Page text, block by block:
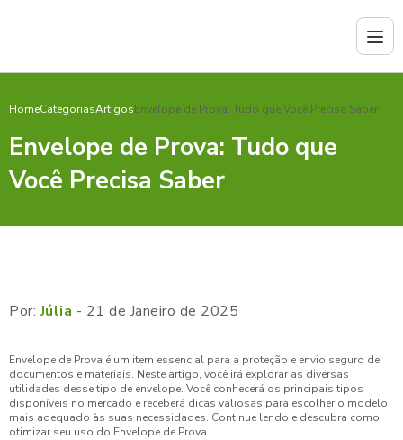
HomeCategoriasArtigosEnvelope de Prova: Tudo que Você Precisa Saber
Envelope de Prova: Tudo que
Você Precisa Saber
Por:Júlia - 21 de Janeiro de 2025
Envelope de Prova é um item essencial para a proteção e envio seguro de
documentos e materiais. Neste artigo, você irá explorar as diversas
utilidades desse tipo de envelope. Você conhecerá os principais tipos
disponíveis no mercado e receberá dicas valiosas para escolher o modelo
mais adequado às suas necessidades. Continue lendo e descubra como
otimizar seu uso do Envelope de Prova.